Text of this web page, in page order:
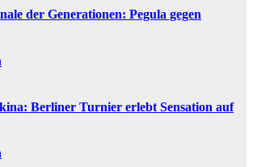
der Generationen: Pegula gegen
Berliner Turnier erlebt Sensation auf